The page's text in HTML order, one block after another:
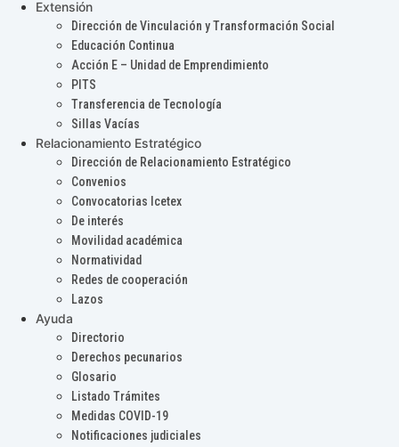
Extensión
Dirección de Vinculación y Transformación Social
Educación Continua
Acción E – Unidad de Emprendimiento
PITS
Transferencia de Tecnología
Sillas Vacías
Relacionamiento Estratégico
Dirección de Relacionamiento Estratégico
Convenios
Convocatorias Icetex
De interés
Movilidad académica
Normatividad
Redes de cooperación
Lazos
Ayuda
Directorio
Derechos pecunarios
Glosario
Listado Trámites
Medidas COVID-19
Notificaciones judiciales